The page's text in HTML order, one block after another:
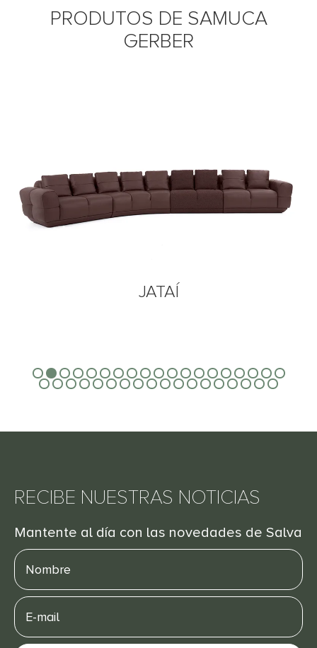
PRODUTOS DE SAMUCA
GERBER
JATAÍ
RECIBE NUESTRAS NOTICIAS
Mantente al día con las novedades de Salva
Nombre
E-
mail